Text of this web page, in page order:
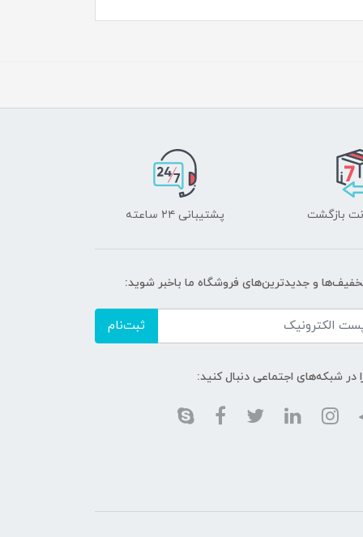
پشتیبانی ۲۴ ساعته
و جدیدترین‌های فروشگاه ما باخبر شوید:
ثبت‌نام
در شبکه‌های اجتماعی دنبال کنید: